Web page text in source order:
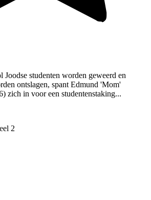
Joodse studenten worden geweerd en
ontslagen, spant Edmund 'Mom'
zich in voor een studentenstaking...
2